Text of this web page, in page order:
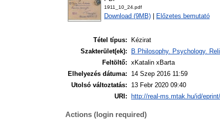
1911_10_24.pdf
Download (9MB) Előzetes bemutató
Tétel típus:
Kézirat
Szakterület(ek):
B Philosophy. Psychology.
Feltöltő: xKatalin xBarta
Elhelyezés dátuma:
14 Szep 2016 11:59
Utolsó változtatás:
13 Febr 2020 09:40
URI:
http://real-ms.mtak.hu/id/
Actions (login required)